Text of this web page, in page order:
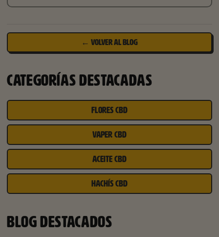
← VOLVER AL BLOG
CATEGORÍAS DESTACADAS
FLORES CBD
VAPER CBD
ACEITE CBD
HACHÍS CBD
BLOG DESTACADOS